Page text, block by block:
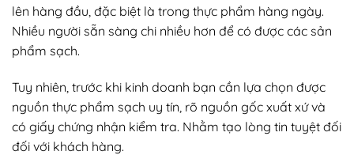
lên hàng đầu, đặc biệt là trong thực phẩm hàng ngày.
Nhiều người sẵn sàng chi nhiều hơn để có được các sản
phẩm sạch.
Tuy nhiên, trước khi kinh doanh bạn cần lựa chọn được
nguồn thực phẩm sạch uy tín, rõ nguồn gốc xuất xứ và
có giấy chứng nhận kiểm tra. Nhằm tạo lòng tin tuyệt đối
đối với khách hàng.